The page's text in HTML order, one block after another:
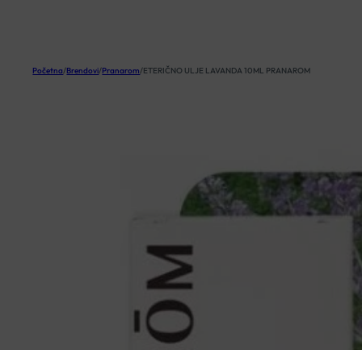
Početna/Brendovi/Pranarom/ETERIČNO ULJE LAVANDA 10ML PRANAROM